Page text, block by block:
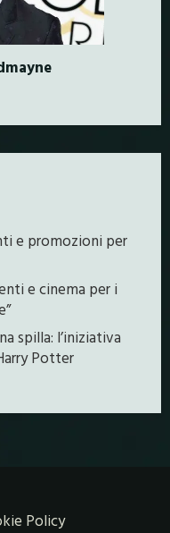
e promozioni per
e cinema per i
spilla: l’iniziativa
Potter
Policy